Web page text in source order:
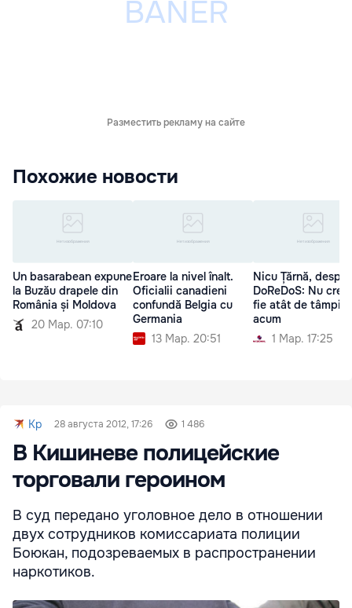
Разместить рекламу на сайте
Похожие новости
Un basarabean expune
la Buzău drapele din
România și Moldova
20 Мар. 07:10
Eroare la nivel înalt.
Oficialii canadieni
confundă Belgia cu
Germania
13 Мар. 20:51
Nicu Țărnă, despre
DoReDoS: Nu
fie atât de tâmpiți
acum
1 Мар. 17:25
Kp 28 августа 2012, 17:26 1 486
В Кишиневе полицейские
торговали героином
В суд передано уголовное дело в отношении
двух сотрудников комиссариата полиции
Боюкан, подозреваемых в распространении
наркотиков.